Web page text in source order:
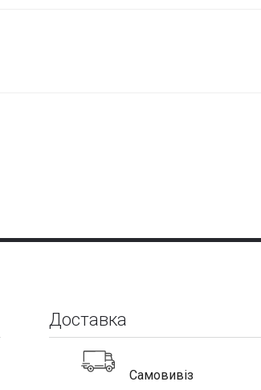
Доставка
Самовивіз